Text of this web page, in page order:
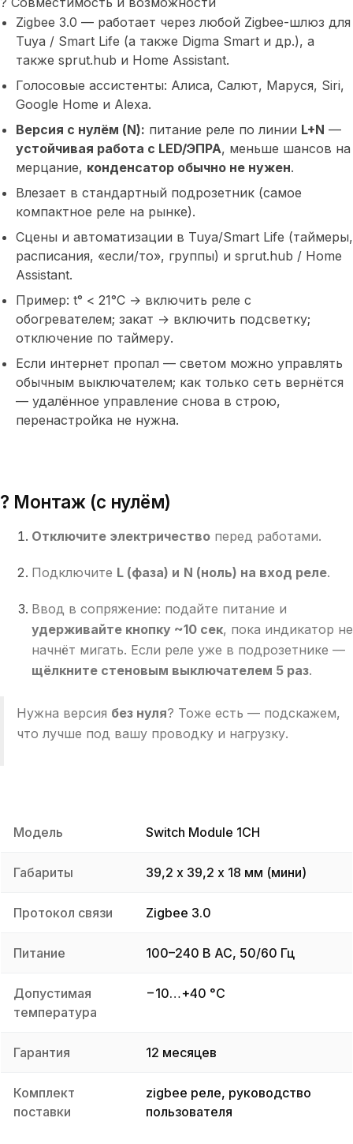
Zigbee 3.0 — работает через любой Zigbee-шлюз для
Tuya / Smart Life (а также Digma Smart и др.), а
также sprut.hub и Home Assistant.
Голосовые ассистенты: Алиса, Салют, Маруся, Siri,
Google Home и Alexa.
Версия с нулём (N): питание реле по линии L+N —
устойчивая работа с LED/ЭПРА, меньше шансов на
мерцание, конденсатор обычно не нужен.
Влезает в стандартный подрозетник (самое
компактное реле на рынке).
Сцены и автоматизации в Tuya/Smart Life (таймеры,
расписания, «если/то», группы) и sprut.hub / Home
Assistant.
Пример: t° < 21°C → включить реле с
обогревателем; закат → включить подсветку;
отключение по таймеру.
Если интернет пропал — светом можно управлять
обычным выключателем; как только сеть вернётся
— удалённое управление снова в строю,
перенастройка не нужна.
? Монтаж (с нулём)
Отключите электричество перед работами.
Подключите L (фаза) и N (ноль) на вход реле.
Ввод в сопряжение: подайте питание и
удерживайте кнопку ~10 сек, пока индикатор не
начнёт мигать. Если реле уже в подрозетнике —
щёлкните стеновым выключателем 5 раз.
Нужна версия без нуля? Тоже есть — подскажем,
что лучше под вашу проводку и нагрузку.
Модель Switch Module 1CH
Габариты 39,2 х 39,2 х 18 мм (мини)
Протокол связи Zigbee 3.0
Питание 100–240 В AC, 50/60 Гц
Допустимая
температура
−10…+40 °C
Гарантия 12 месяцев
Комплект
поставки
zigbee реле, руководство
пользователя